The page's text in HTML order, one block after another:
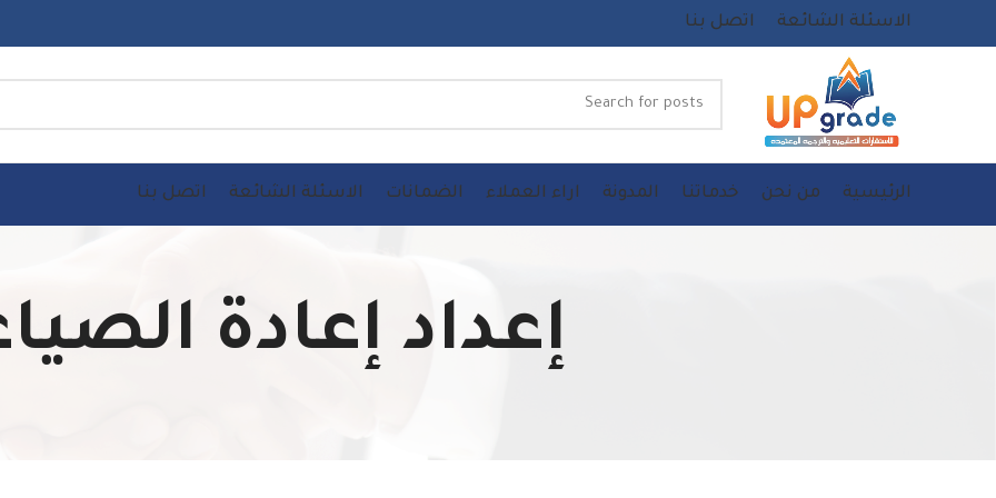
الاسئلة الشائعة اتصل بنا
الرئيسية من نحن خدماتنا المدونة اراء العملاء الضمانات الاسئلة الشائعة اتصل بنا
إعداد إعادة